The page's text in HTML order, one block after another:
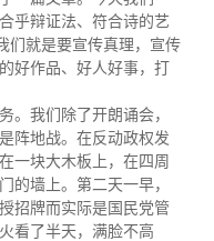
乎辩证法、符合诗的艺
们就是要宣传真理，宣传
好作品、好人好事，打
。我们除了开朗诵会，
阵地战。在反动政权发
一块大木板上，在四周
的墙上。第二天一早，
招牌而实际是国民党管
看了半天，满脸不高